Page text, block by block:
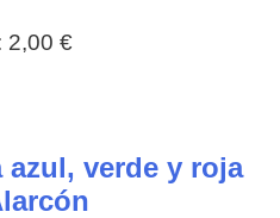
2,00 €
azul, verde y roja